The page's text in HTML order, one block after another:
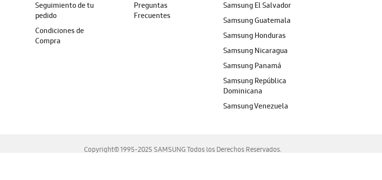
Seguimiento de tu
pedido
Condiciones de
Compra
Preguntas
Frecuentes
Samsung El Salvador
Samsung Guatemala
Samsung Honduras
Samsung Nicaragua
Samsung Panamá
Samsung República
Dominicana
Samsung Venezuela
Copyright© 1995-2025 SAMSUNG Todos los Derechos Reservados.